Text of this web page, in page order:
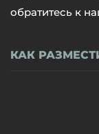
обратитесь к
КАК